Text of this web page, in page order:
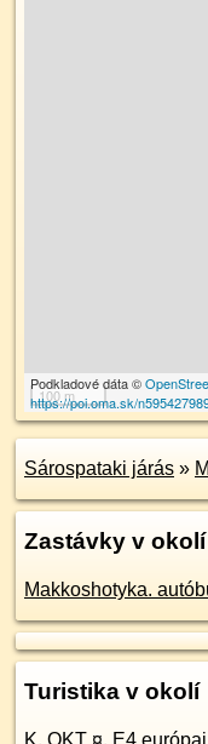
100 m
Podkladové dáta ©
https://poi.oma.sk/
Sárospataki járás »
Zastávky v okolí
Makkoshotyka.
Turistika v okolí
K, OKT ¤, E4